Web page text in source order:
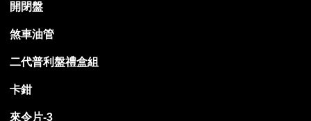
開閉盤
煞車油管
二代普利盤禮盒組
卡鉗
來令片-3